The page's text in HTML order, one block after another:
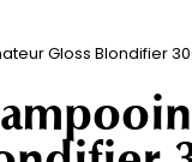
Gloss Blondifier